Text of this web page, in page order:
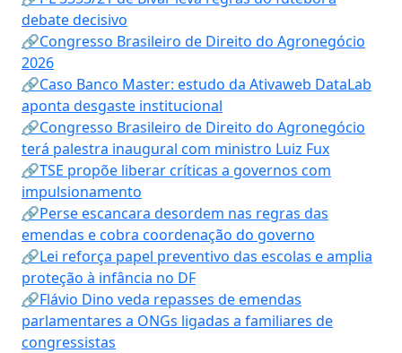
debate decisivo
🔗Congresso Brasileiro de Direito do Agronegócio
2026
🔗Caso Banco Master: estudo da Ativaweb DataLab
aponta desgaste institucional
🔗Congresso Brasileiro de Direito do Agronegócio
terá palestra inaugural com ministro Luiz Fux
🔗TSE propõe liberar críticas a governos com
impulsionamento
🔗Perse escancara desordem nas regras das
emendas e cobra coordenação do governo
🔗Lei reforça papel preventivo das escolas e amplia
proteção à infância no DF
🔗Flávio Dino veda repasses de emendas
parlamentares a ONGs ligadas a familiares de
congressistas